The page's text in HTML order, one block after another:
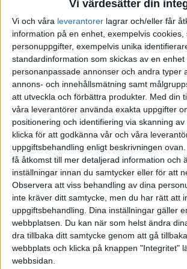
Vi värdesätter din
Vi och våra leverantorer lagrar och/eller får
information på en enhet, exempelvis
personuppgifter, exempelvis unika
standardinformation som skickas av en enhet
personanpassade annonser och andra typer
annons- och innehållsmätning samt
att utveckla och förbättra produkter. Med din
våra leverantörer använda exakta uppgifter
positionering och identifiering via skanning
klicka för att godkänna vår och våra
uppgiftsbehandling enligt beskrivningen
få åtkomst till mer detaljerad information och
inställningar innan du samtycker eller för att
Observera att viss behandling av dina
inte kräver ditt samtycke, men du har rätt att
uppgiftsbehandling. Dina inställningar gäller
webbplatsen. Du kan när som helst ändra
dra tillbaka ditt samtycke genom att gå
webbplats och klicka på knappen "Integritet"
webbsidan.
3 3 0
Sydafrika 3 1 1
3 Sydkorea 3 1 0
Tjeckien 3 0 1
Kvalificerad för 16-delsfinal
Ranking av bästa 3a
GRUPP B
Lag S V
Schweiz 3 2